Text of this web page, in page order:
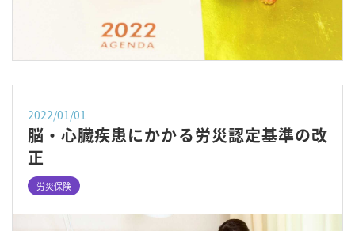
2022/01/01
脳・心臓疾患にかかる労災認定基準の改
正
労災保険